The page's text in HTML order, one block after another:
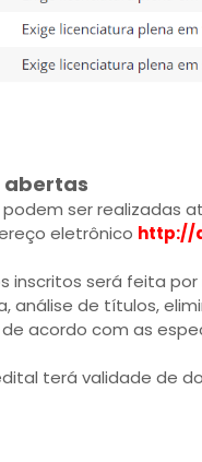
abertas
ser realizadas
eletrônico http://
inscritos será feita
análise de títulos,
acordo com as
terá validade de